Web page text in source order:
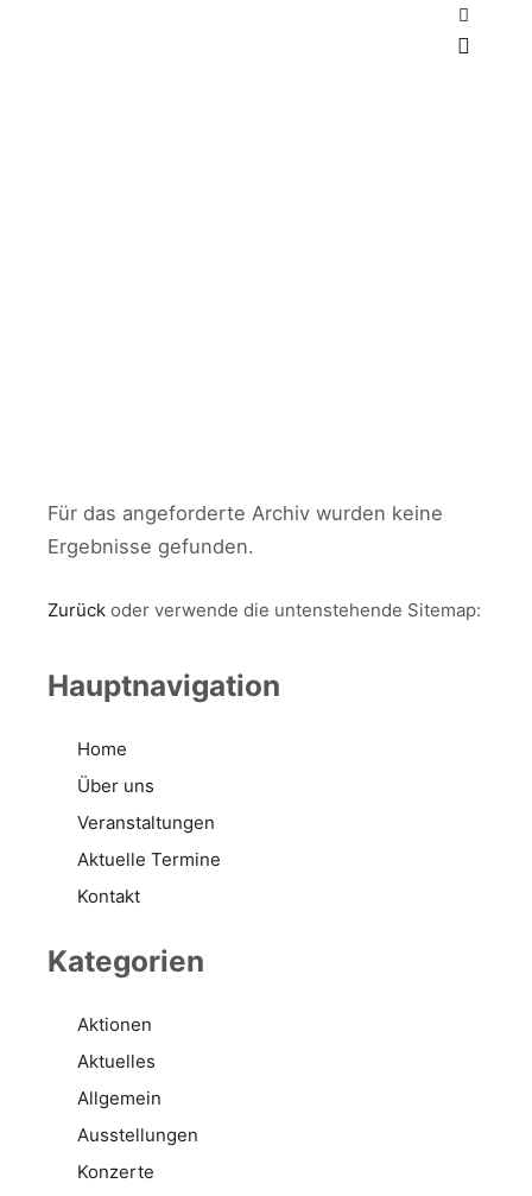
Weitere
Für das angeforderte Archiv wurden keine
Ergebnisse gefunden.
Zurück oder verwende die untenstehende Sitemap:
Hauptnavigation
Home
Über uns
Veranstaltungen
Aktuelle Termine
Kontakt
Kategorien
Aktionen
Aktuelles
Allgemein
Ausstellungen
Konzerte